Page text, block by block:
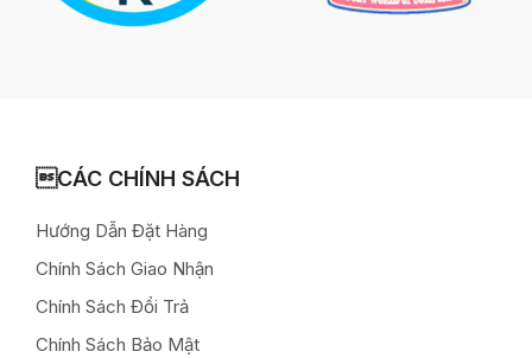
CÁC CHÍNH SÁCH
Hướng Dẫn Đặt Hàng
Chính Sách Giao Nhận
Chính Sách Đổi Trả
Chính Sách Bảo Mật